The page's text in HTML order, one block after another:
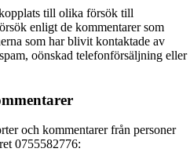
till olika försök till
enligt de kommentarer som
som har blivit kontaktade av
oönskad telefonförsäljning eller
och kommentarer från personer
0755582776: